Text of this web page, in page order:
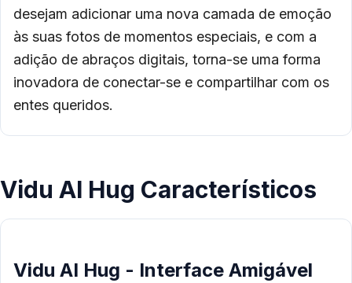
desejam adicionar uma nova camada de emoção
às suas fotos de momentos especiais, e com a
adição de abraços digitais, torna-se uma forma
inovadora de conectar-se e compartilhar com os
entes queridos.
Vidu AI Hug Característicos
Vidu AI Hug - Interface Amigável